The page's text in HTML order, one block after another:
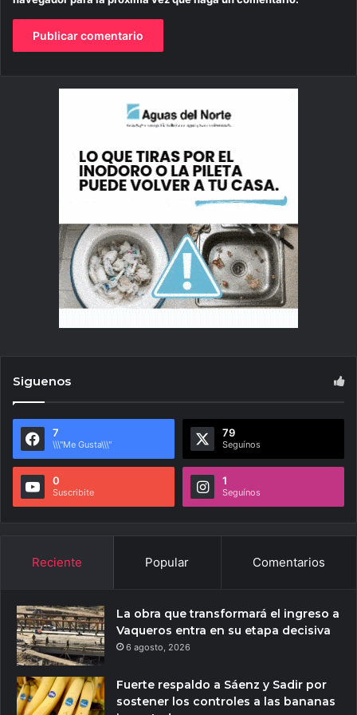
Siguenos
7
\\\"Me Gusta\\\"
79
Seguínos
0
Suscribite
1
Seguínos
Reciente Popular Comentarios
La obra que transformará el ingreso a
Vaqueros entra en su etapa decisiva
6 agosto, 2026
Fuerte respaldo a Sáenz y Sadir por
sostener los controles a las bananas